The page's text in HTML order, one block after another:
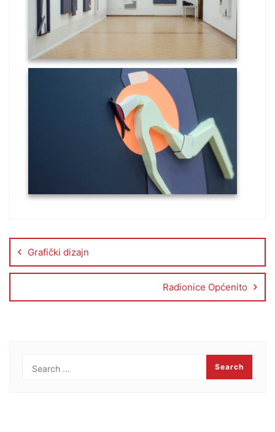
Grafički dizajn
Radionice Općenito